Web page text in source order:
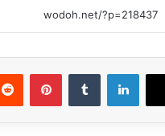
لينكدإن بينتيريست